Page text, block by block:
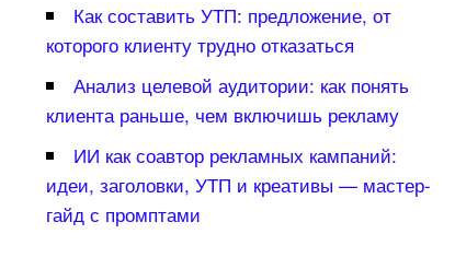
Как составить УТП: предложение, от
которого клиенту трудно отказаться
Анализ целевой аудитории: как понять
клиента раньше, чем включишь рекламу
ИИ как соавтор рекламных кампаний:
идеи, заголовки, УТП и креативы — мастер-
айд с промптами